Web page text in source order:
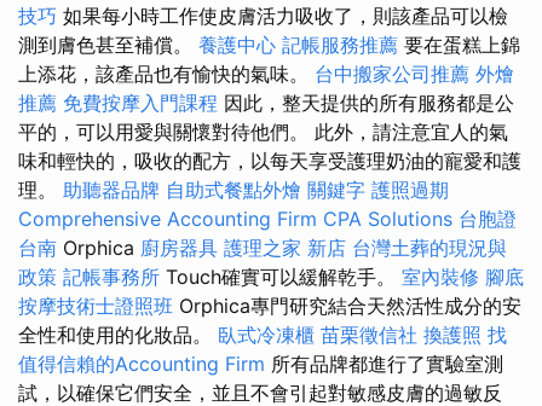
技巧 如果每小時工作使皮膚活力吸收了，則該產品可以檢
測到膚色甚至補償。 養護中心 記帳服務推薦 要在蛋糕上錦
上添花，該產品也有愉快的氣味。 台中搬家公司推薦 外燴
推薦 免費按摩入門課程 因此，整天提供的所有服務都是公
平的，可以用愛與關懷對待他們。 此外，請注意宜人的氣
味和輕快的，吸收的配方，以每天享受護理奶油的寵愛和護
理。 助聽器品牌 自助式餐點外燴 關鍵字 護照過期
Comprehensive Accounting Firm CPA Solutions 台胞證
台南 Orphica 廚房器具 護理之家 新店 台灣土葬的現況與
政策 記帳事務所 Touch確實可以緩解乾手。 室內裝修 腳底
按摩技術士證照班 Orphica專門研究結合天然活性成分的安
全性和使用的化妝品。 臥式冷凍櫃 苗栗徵信社 換護照 找
值得信賴的Accounting Firm 所有品牌都進行了實驗室測
試，以確保它們安全，並且不會引起對敏感皮膚的過敏反